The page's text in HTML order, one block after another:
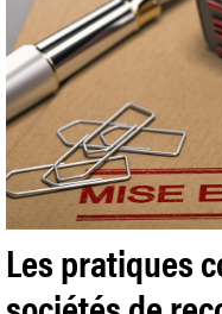
Les pratiques